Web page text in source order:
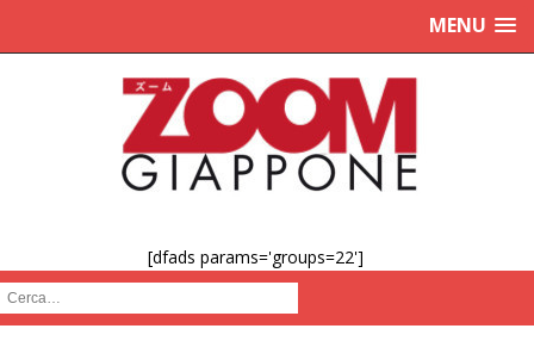
MENU
[dfads params='groups=22']
Cerca :